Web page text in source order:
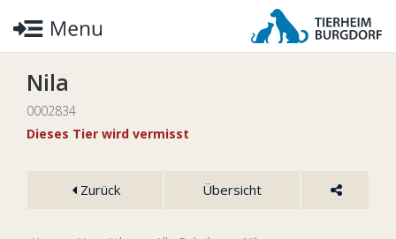
Nila
0002834
Dieses Tier wird vermisst
Zurück Übersicht